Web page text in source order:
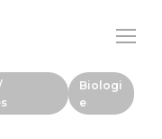
Biologi
e